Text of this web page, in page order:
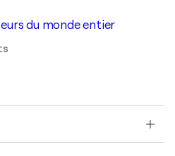
du monde entier